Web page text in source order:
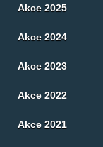
Akce 2025
Akce 2024
Akce 2023
Akce 2022
Akce 2021